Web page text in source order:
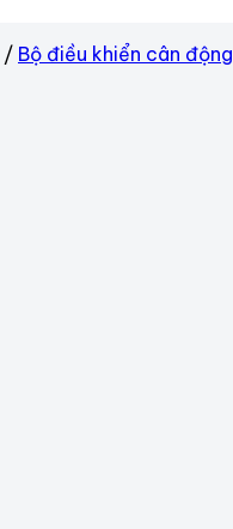
/ Bộ điều khiển cân động